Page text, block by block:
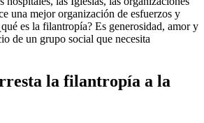
una mejor organización de esfuerzos y
es la filantropía? Es generosidad, amor y
de un grupo social que necesita
la filantropía a la